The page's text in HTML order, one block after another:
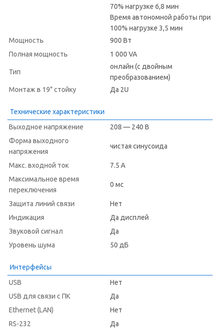
70% нагрузке 6,8 мин
Время автономной работы при
100% нагрузке 3,5 мин
Мощность
900 Вт
Полная мощность
1 000 VA
Тип
онлайн (с двойным
преобразованием)
Монтаж в 19" стойку
Да 2U
Технические характеристики
Выходное напряжение
208 — 240 В
Форма выходного
напряжения
чистая синусоида
Макс. входной ток
7.5 А
Максимальное время
переключения
0 мс
Защита линий связи
Нет
Индикация
Да дисплей
Звуковой сигнал
Да
Уровень шума
50 дБ
Интерфейсы
USB
Нет
USB для связи с ПК
Да
Ethernet (LAN)
Нет
RS-232
Да